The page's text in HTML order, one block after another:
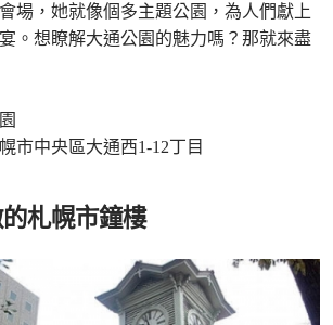
場，她就像個多主題公園，為人們獻上
。想瞭解大通公園的魅力嗎？那就來盡
市中央區大通西1-12丁目
札幌市鐘樓